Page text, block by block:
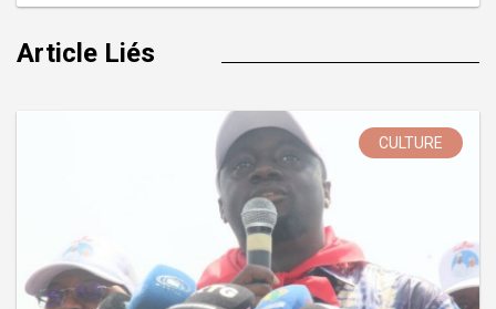
Article Liés
CULTURE